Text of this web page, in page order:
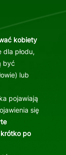
kobiety
płodu,
być
lub
pojawiają
się
po